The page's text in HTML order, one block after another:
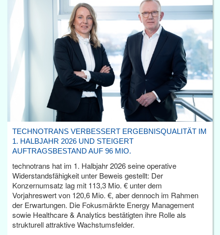
TECHNOTRANS VERBESSERT ERGEBNISQUALITÄT IM
1. HALBJAHR 2026 UND STEIGERT
AUFTRAGSBESTAND AUF 96 MIO.
technotrans hat im 1. Halbjahr 2026 seine operative
Widerstandsfähigkeit unter Beweis gestellt: Der
Konzernumsatz lag mit 113,3 Mio. € unter dem
Vorjahreswert von 120,6 Mio. €, aber dennoch im Rahmen
der Erwartungen. Die Fokusmärkte Energy Management
sowie Healthcare & Analytics bestätigten ihre Rolle als
strukturell attraktive Wachstumsfelder.